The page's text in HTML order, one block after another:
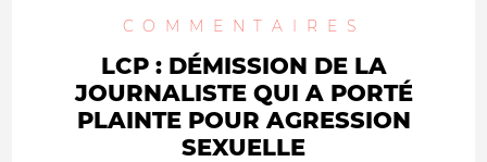
COMMENTAIRES
LCP : DÉMISSION DE LA
JOURNALISTE QUI A PORTÉ
PLAINTE POUR AGRESSION
SEXUELLE